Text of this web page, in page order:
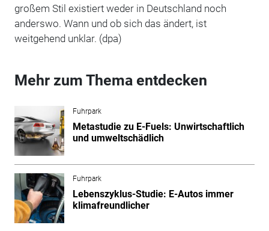
großem Stil existiert weder in Deutschland noch
anderswo. Wann und ob sich das ändert, ist
weitgehend unklar. (dpa)
Mehr zum Thema entdecken
Fuhrpark
Metastudie zu E-Fuels: Unwirtschaftlich
und umweltschädlich
Fuhrpark
Lebenszyklus-Studie: E-Autos immer
klimafreundlicher